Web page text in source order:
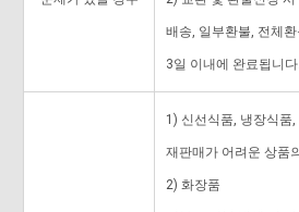
배송, 일부환불, 전체
3일 이내에 완료됩니
1) 신선식품, 냉장식품
재판매가 어려운 상품
2) 화장품